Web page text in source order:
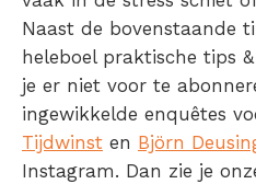
Naast de bovenstaande
heleboel praktische tips
je er niet voor te
ingewikkelde enquêtes
Tijdwinst en Björn
Instagram. Dan zie je